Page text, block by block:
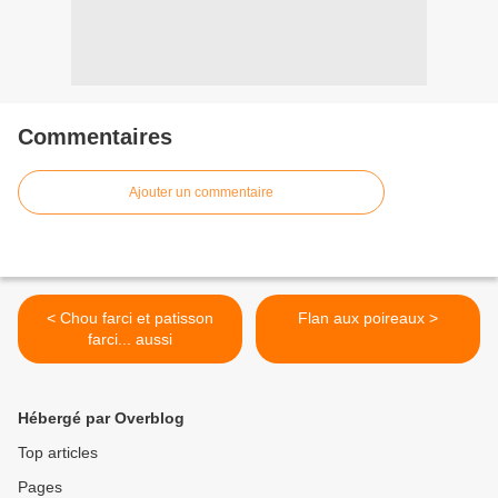
Commentaires
Ajouter un commentaire
< Chou farci et patisson
farci... aussi
Flan aux poireaux >
Hébergé par Overblog
Top articles
Pages